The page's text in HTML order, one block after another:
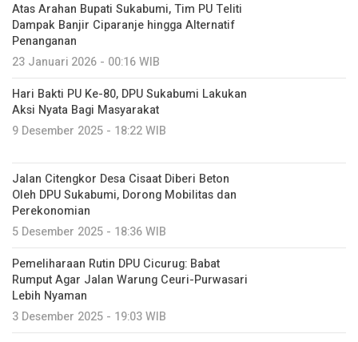
Atas Arahan Bupati Sukabumi, Tim PU Teliti
Dampak Banjir Ciparanje hingga Alternatif
Penanganan
23 Januari 2026 - 00:16 WIB
Hari Bakti PU Ke-80, DPU Sukabumi Lakukan
Aksi Nyata Bagi Masyarakat
9 Desember 2025 - 18:22 WIB
Jalan Citengkor Desa Cisaat Diberi Beton
Oleh DPU Sukabumi, Dorong Mobilitas dan
Perekonomian
5 Desember 2025 - 18:36 WIB
Pemeliharaan Rutin DPU Cicurug: Babat
Rumput Agar Jalan Warung Ceuri-Purwasari
Lebih Nyaman
3 Desember 2025 - 19:03 WIB